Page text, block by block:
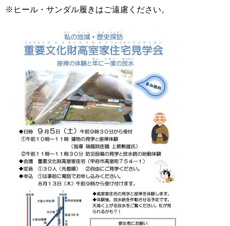
※ヒール・サンダル履きはご遠慮ください。